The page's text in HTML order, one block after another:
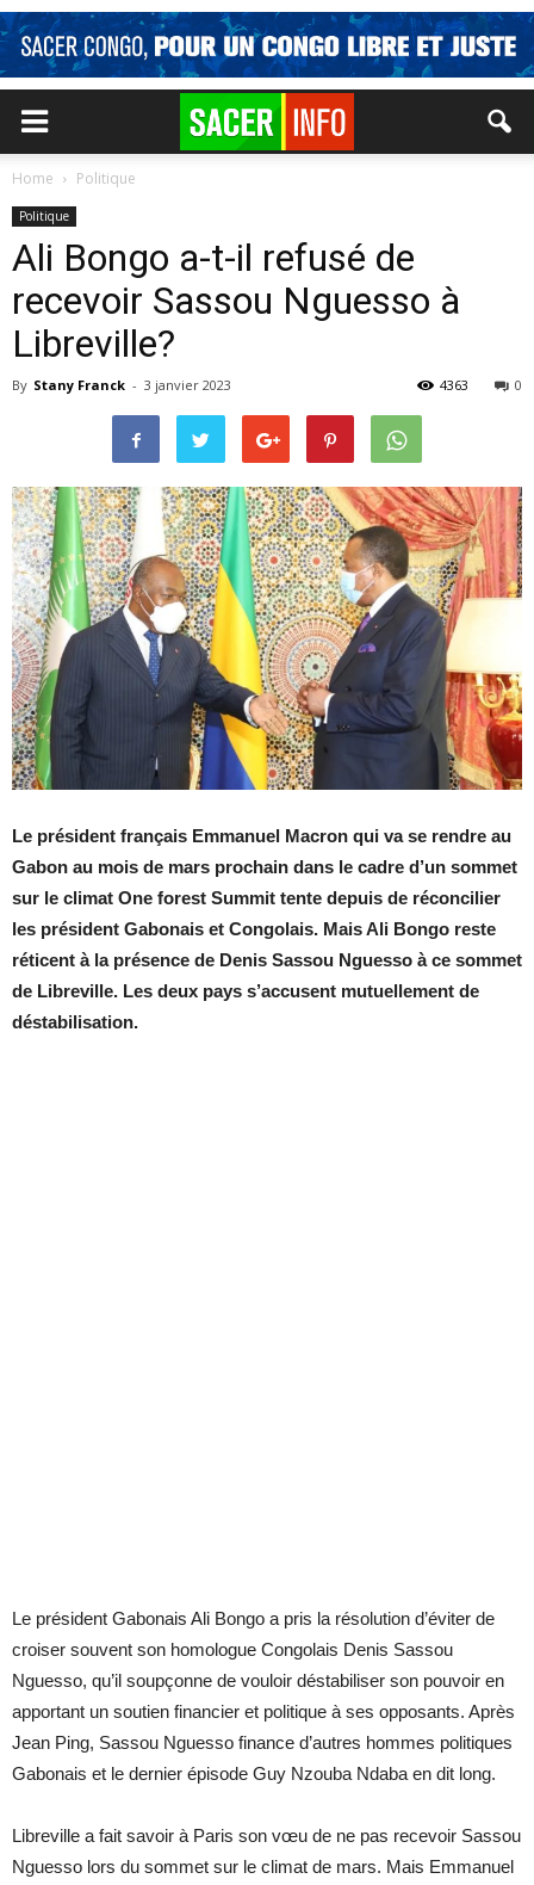
Home Politique
Politique
Ali Bongo a-t-il refusé de
recevoir Sassou Nguesso à
Libreville?
By Stany Franck - 3 janvier 2023 0
4363
Le président français Emmanuel Macron qui va se rendre au
Gabon au mois de mars prochain dans le cadre d’un sommet
sur le climat One forest Summit tente depuis de réconcilier
les président Gabonais et Congolais. Mais Ali Bongo reste
réticent à la présence de Denis Sassou Nguesso à ce sommet
de Libreville. Les deux pays s’accusent mutuellement de
déstabilisation.
Le président Gabonais Ali Bongo a pris la résolution d’éviter de
croiser souvent son homologue Congolais Denis Sassou
Nguesso, qu’il soupçonne de vouloir déstabiliser son pouvoir en
apportant un soutien financier et politique à ses opposants. Après
Jean Ping, Sassou Nguesso finance d’autres hommes politiques
Gabonais et le dernier épisode Guy Nzouba Ndaba en dit long.
Libreville a fait savoir à Paris son vœu de ne pas recevoir Sassou
Nguesso lors du sommet sur le climat de mars. Mais Emmanuel